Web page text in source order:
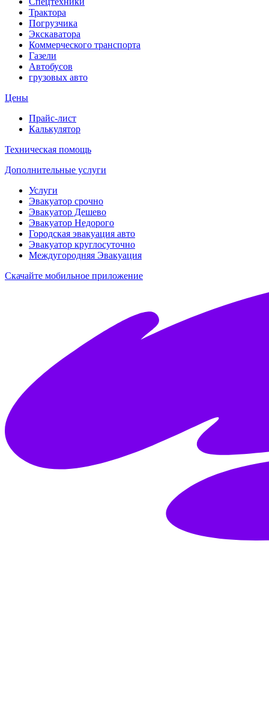
Трактора
Погрузчика
Экскаватора
Коммерческого транспорта
Газели
Автобусов
грузовых авто
Цены
Прайс-лист
Калькулятор
Техническая помощь
Дополнительные услуги
Услуги
Эвакуатор срочно
Эвакуатор Дешево
Эвакуатор Недорого
Городская эвакуация авто
Эвакуатор круглосуточно
Междугородняя Эвакуация
Скачайте мобильное приложение